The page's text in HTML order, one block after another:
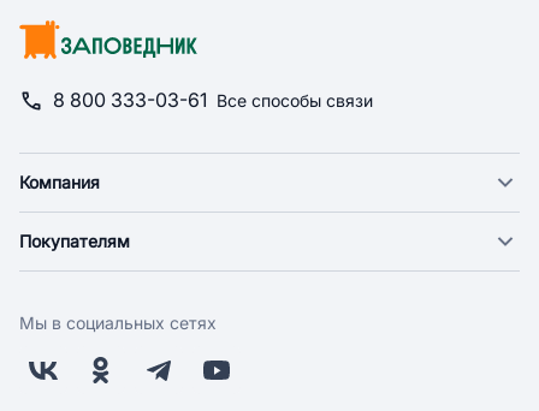
8 800 333-03-61 Все способы связи
Компания
Новости
Поставщикам
Заводчикам
Покупателям
Оплата
Бонусная программа
Мы в социальных сетях